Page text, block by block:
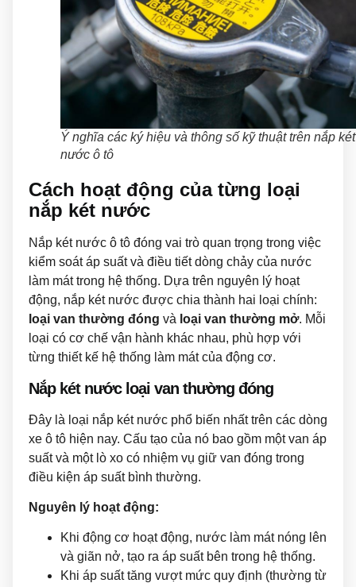
Ý nghĩa các ký hiệu và thông số kỹ thuật trên nắp két
nước ô tô
Cách hoạt động của từng loại
nắp két nước
Nắp két nước ô tô đóng vai trò quan trọng trong việc
kiểm soát áp suất và điều tiết dòng chảy của nước
làm mát trong hệ thống. Dựa trên nguyên lý hoạt
động, nắp két nước được chia thành hai loại chính:
loại van thường đóng và loại van thường mở. Mỗi
loại có cơ chế vận hành khác nhau, phù hợp với
từng thiết kế hệ thống làm mát của động cơ.
Nắp két nước loại van thường đóng
Đây là loại nắp két nước phổ biến nhất trên các dòng
xe ô tô hiện nay. Cấu tạo của nó bao gồm một van áp
suất và một lò xo có nhiệm vụ giữ van đóng trong
điều kiện áp suất bình thường.
Nguyên lý hoạt động:
Khi động cơ hoạt động, nước làm mát nóng lên
và giãn nở, tạo ra áp suất bên trong hệ thống.
Khi áp suất tăng vượt mức quy định (thường từ